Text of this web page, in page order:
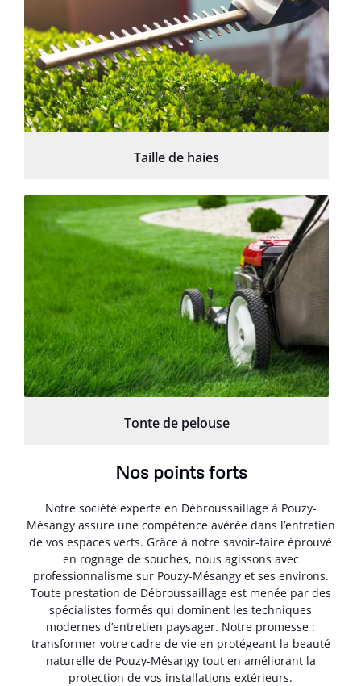
Taille de haies
Tonte de pelouse
Nos points forts
Notre société experte en Débroussaillage à Pouzy-
Mésangy assure une compétence avérée dans l’entretien
de vos espaces verts. Grâce à notre savoir-faire éprouvé
en rognage de souches, nous agissons avec
professionnalisme sur Pouzy-Mésangy et ses environs.
Toute prestation de Débroussaillage est menée par des
spécialistes formés qui dominent les techniques
modernes d’entretien paysager. Notre promesse :
transformer votre cadre de vie en protégeant la beauté
naturelle de Pouzy-Mésangy tout en améliorant la
protection de vos installations extérieurs.